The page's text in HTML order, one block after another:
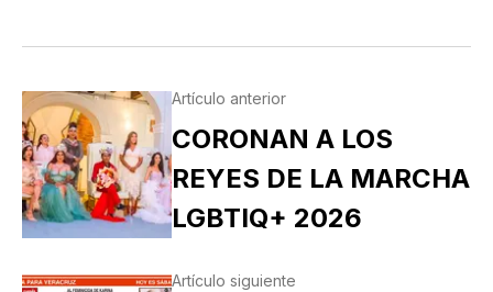
Artículo anterior
CORONAN A LOS
REYES DE LA MARCHA
LGBTIQ+ 2026
Artículo siguiente